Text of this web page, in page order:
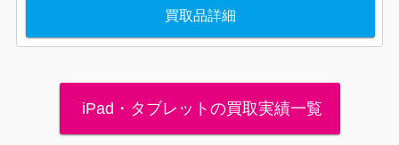
買取品詳細
iPad・タブレットの買取実績一覧